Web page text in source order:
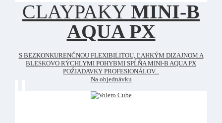
CLAYPAKY MINI-B
AQUA PX
S BEZKONKURENČNOU FLEXIBILITOU, ĽAHKÝM DIZAJNOM A
BLESKOVO RÝCHLYMI POHYBMI SPĹŇA MINI-B AQUA PX
POŽIADAVKY PROFESIONÁLOV...
Na objednávku